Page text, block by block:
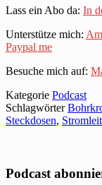
Lass ein Abo da: In
Unterstütze mich:
Paypal me
Besuche mich auf:
Kategorie Podcast
Schlagwörter
Steckdosen,
Podcast